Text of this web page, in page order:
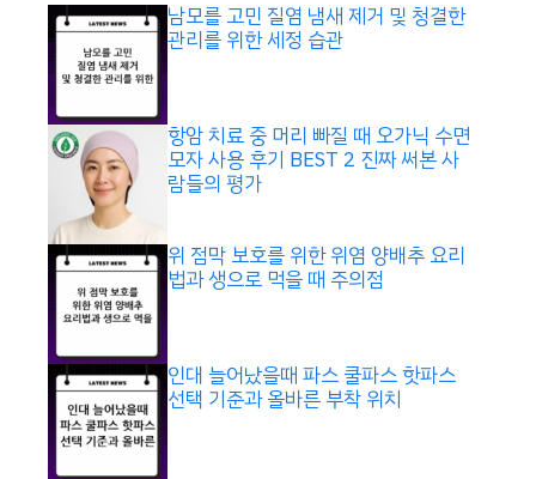
남모를 고민 질염 냄새 제거 및 청결한
관리를 위한 세정 습관
항암 치료 중 머리 빠질 때 오가닉 수면
모자 사용 후기 BEST 2 진짜 써본 사
람들의 평가
위 점막 보호를 위한 위염 양배추 요리
법과 생으로 먹을 때 주의점
인대 늘어났을때 파스 쿨파스 핫파스
선택 기준과 올바른 부착 위치